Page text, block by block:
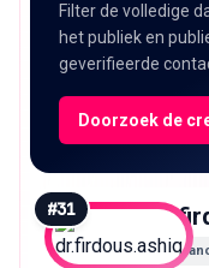
Filter de volledige
het publiek en
geverifieerde
Doorzoek de
#31